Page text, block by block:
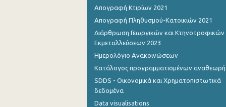
Φεβρουαρίου 2023
Ιανουαρίου 2023
Δεκεμβρίου 2022
Οκτωβρίου 2022
Απογραφή Κτιρίων 2021
Απογραφή Πληθυσμού-Κατοικιών 2021
Διάρθρωση Γεωργικών και Κτηνοτροφικών
Εκμεταλλεύσεων 2023
Ημερολόγιο Ανακοινώσεων
Κατάλογος προγραμματισμένων
SDDS - Οικονομικά και Χρηματοπιστωτικά
δεδομένα
Data visualisations